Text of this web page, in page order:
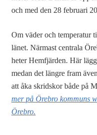
och med den 28 februari
Om väder och temperatur
länet. Närmast centrala
heter Hemfjärden. Här
medan det längre fram
att åka skridskor både på
mer på Örebro kommuns
Örebro.